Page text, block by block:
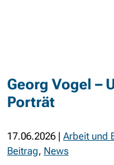
Georg Vogel –
Porträt
17.06.2026 | Arbeit und
Beitrag, News